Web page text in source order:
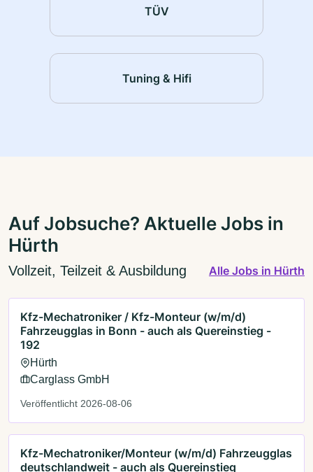
TÜV
Tuning & Hifi
Auf Jobsuche? Aktuelle Jobs in
Hürth
Vollzeit, Teilzeit & Ausbildung Alle Jobs in Hürth
Kfz-Mechatroniker / Kfz-Monteur (w/m/d)
Fahrzeugglas in Bonn - auch als Quereinstieg -
192
Hürth
Carglass GmbH
Veröffentlicht 2026-08-06
Kfz-Mechatroniker/Monteur (w/m/d) Fahrzeugglas
deutschlandweit - auch als Quereinstieg